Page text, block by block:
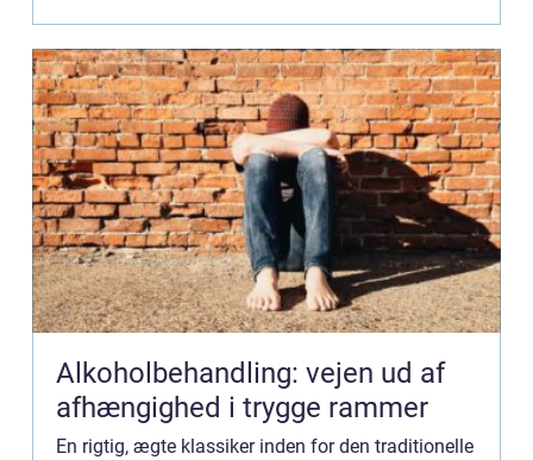
Alkoholbehandling: vejen ud af
afhængighed i trygge rammer
En rigtig, ægte klassiker inden for den traditionelle